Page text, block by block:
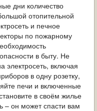
дни количество
отопительной
и печное
по пожарному
в быту. Не
электросеть, включая
в одну розетку,
печи и включенные
в своём жилье
– он может спасти вам